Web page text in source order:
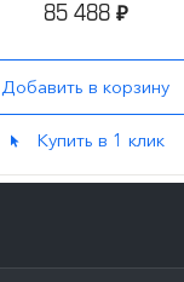
85 488 ₽
Добавить в корзину
Купить в 1 клик